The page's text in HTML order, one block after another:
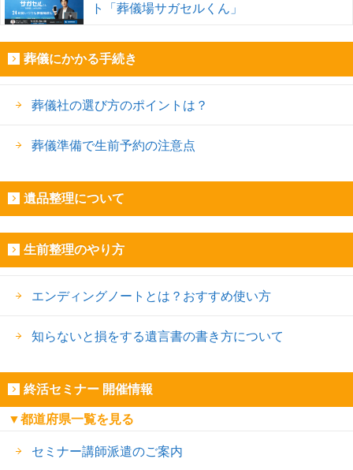
ト「葬儀場サガセルくん」
葬儀にかかる手続き
葬儀社の選び方のポイントは？
葬儀準備で生前予約の注意点
遺品整理について
生前整理のやり方
エンディングノートとは？おすすめ使い方
知らないと損をする遺言書の書き方について
終活セミナー 開催情報
▼都道府県一覧を見る
セミナー講師派遣のご案内